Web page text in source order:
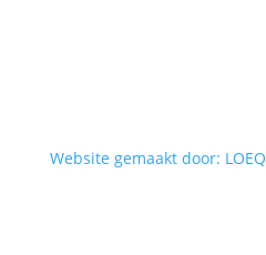
Website gemaakt door: LOEQ